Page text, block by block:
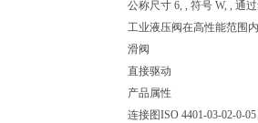
公称尺寸 6, , 符号 W, , 通
工业液压阀在高性能范围
滑阀
直接驱动
产品属性
连接图ISO 4401-03-02-0-05